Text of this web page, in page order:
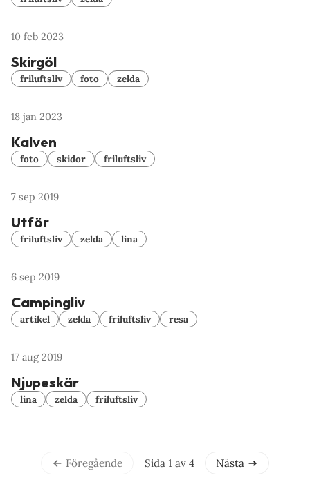
10 feb 2023
Skirgöl
friluftsliv foto zelda
18 jan 2023
Kalven
foto skidor friluftsliv
7 sep 2019
Utför
friluftsliv zelda lina
6 sep 2019
Campingliv
artikel zelda friluftsliv resa
17 aug 2019
Njupeskär
lina zelda friluftsliv
Föregående Sida 1 av 4 Nästa